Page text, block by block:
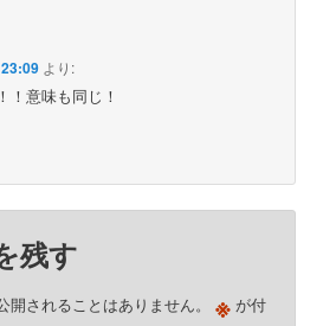
より:
！意味も同じ！
残す
開されることはありません。 ※ が付